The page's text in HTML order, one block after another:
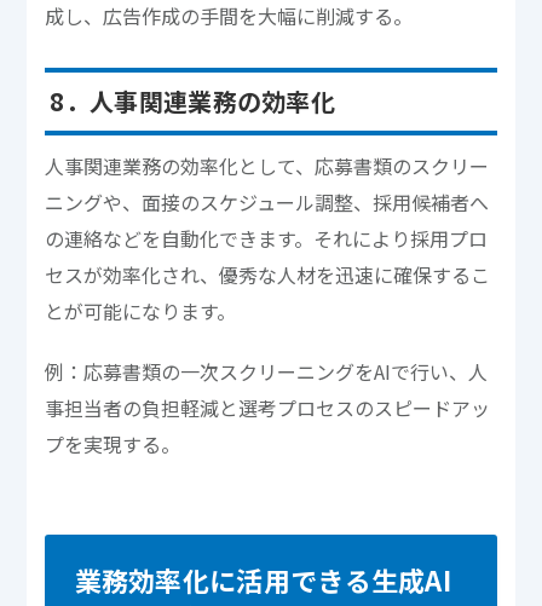
成し、広告作成の手間を大幅に削減する。
8．人事関連業務の効率化
人事関連業務の効率化として、応募書類のスクリー
ニングや、面接のスケジュール調整、採用候補者へ
の連絡などを自動化できます。それにより採用プロ
セスが効率化され、優秀な人材を迅速に確保するこ
とが可能になります。
例：応募書類の一次スクリーニングをAIで行い、人
事担当者の負担軽減と選考プロセスのスピードアッ
プを実現する。
業務効率化に活用できる生成AI